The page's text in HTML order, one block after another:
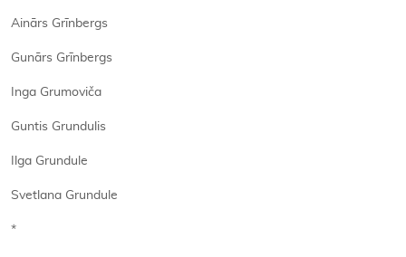
Ainārs Grīnbergs
Gunārs Grīnbergs
Inga Grumoviča
Guntis Grundulis
Ilga Grundule
Svetlana Grundule
*